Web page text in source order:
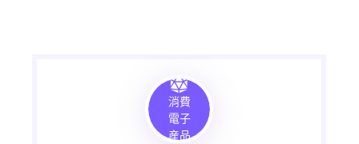
消費
電子
産品